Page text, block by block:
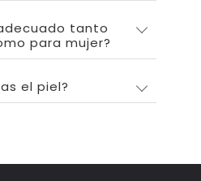
tanto
para mujer?
el piel?